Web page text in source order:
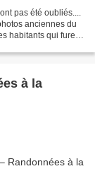
pas été oubliés....
anciennes du
habitants qui furent
à la